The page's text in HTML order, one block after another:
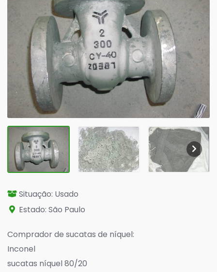
Situação: Usado
Estado: São Paulo
Comprador de sucatas de níquel:
Inconel
sucatas níquel 80/20